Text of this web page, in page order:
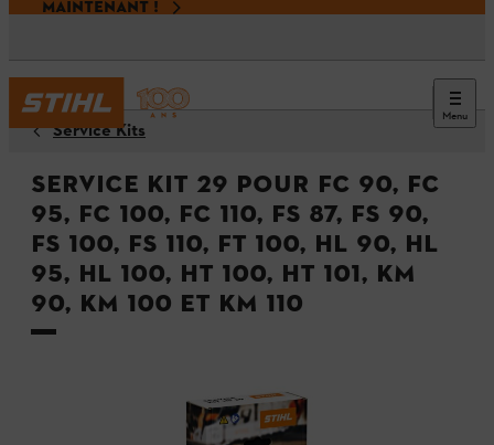
MAINTENANT !
Menu
Service Kits
Service Kit 29 pour FC 90, FC
95, FC 100, FC 110, FS 87, FS 90,
FS 100, FS 110, FT 100, HL 90, HL
95, HL 100, HT 100, HT 101, KM
90, KM 100 et KM 110